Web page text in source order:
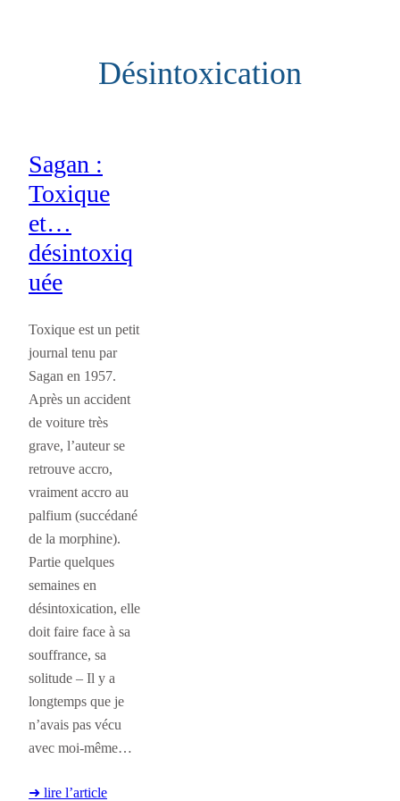
Désintoxication
Sagan :
Toxique
et…
désintoxiq
uée
Toxique est un petit
journal tenu par
Sagan en 1957.
Après un accident
de voiture très
grave, l’auteur se
retrouve accro,
vraiment accro au
palfium (succédané
de la morphine).
Partie quelques
semaines en
désintoxication, elle
doit faire face à sa
souffrance, sa
solitude – Il y a
longtemps que je
n’avais pas vécu
avec moi-même…
➜ lire l’article